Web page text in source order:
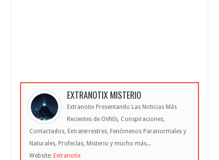
EXTRANOTIX MISTERIO
Extranotix Presentando Las Noticias Más
Recientes de OVNIs, Conspiraciones,
Contactados, Extraterrestres, Fenómenos Paranormales y
Naturales, Profecías, Misterio y mucho más...
Website: Extranotix